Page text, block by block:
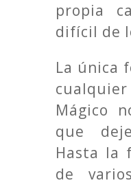
propia
difícil de
La única
Mágico
que
Hasta la
de